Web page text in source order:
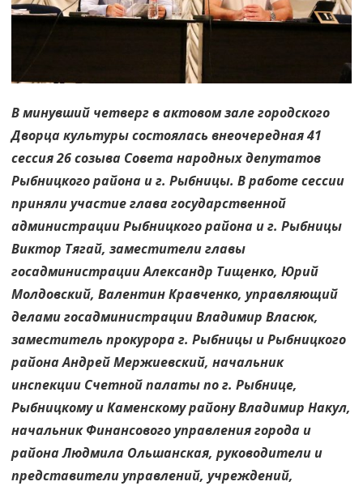
В минувший четверг в актовом зале городского
Дворца культуры состоялась внеочередная 41
сессия 26 созыва Совета народных депутатов
Рыбницкого района и г. Рыбницы. В работе сессии
приняли участие глава государственной
администрации Рыбницкого района и г. Рыбницы
Виктор Тягай, заместители главы
госадминистрации Александр Тищенко, Юрий
Молдовский, Валентин Кравченко, управляющий
делами госадминистрации Владимир Власюк,
заместитель прокурора г. Рыбницы и Рыбницкого
района Андрей Мержиевский, начальник
инспекции Счетной палаты по г. Рыбнице,
Рыбницкому и Каменскому району Владимир Накул,
начальник Финансового управления города и
района Людмила Ольшанская, руководители и
представители управлений, учреждений,